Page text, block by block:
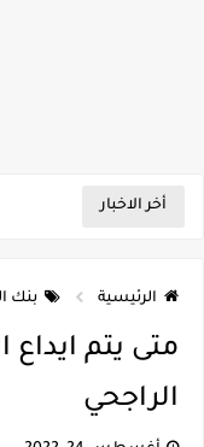
أخر الاخبار
الرئيسية بنك
متى يتم
الراجحي